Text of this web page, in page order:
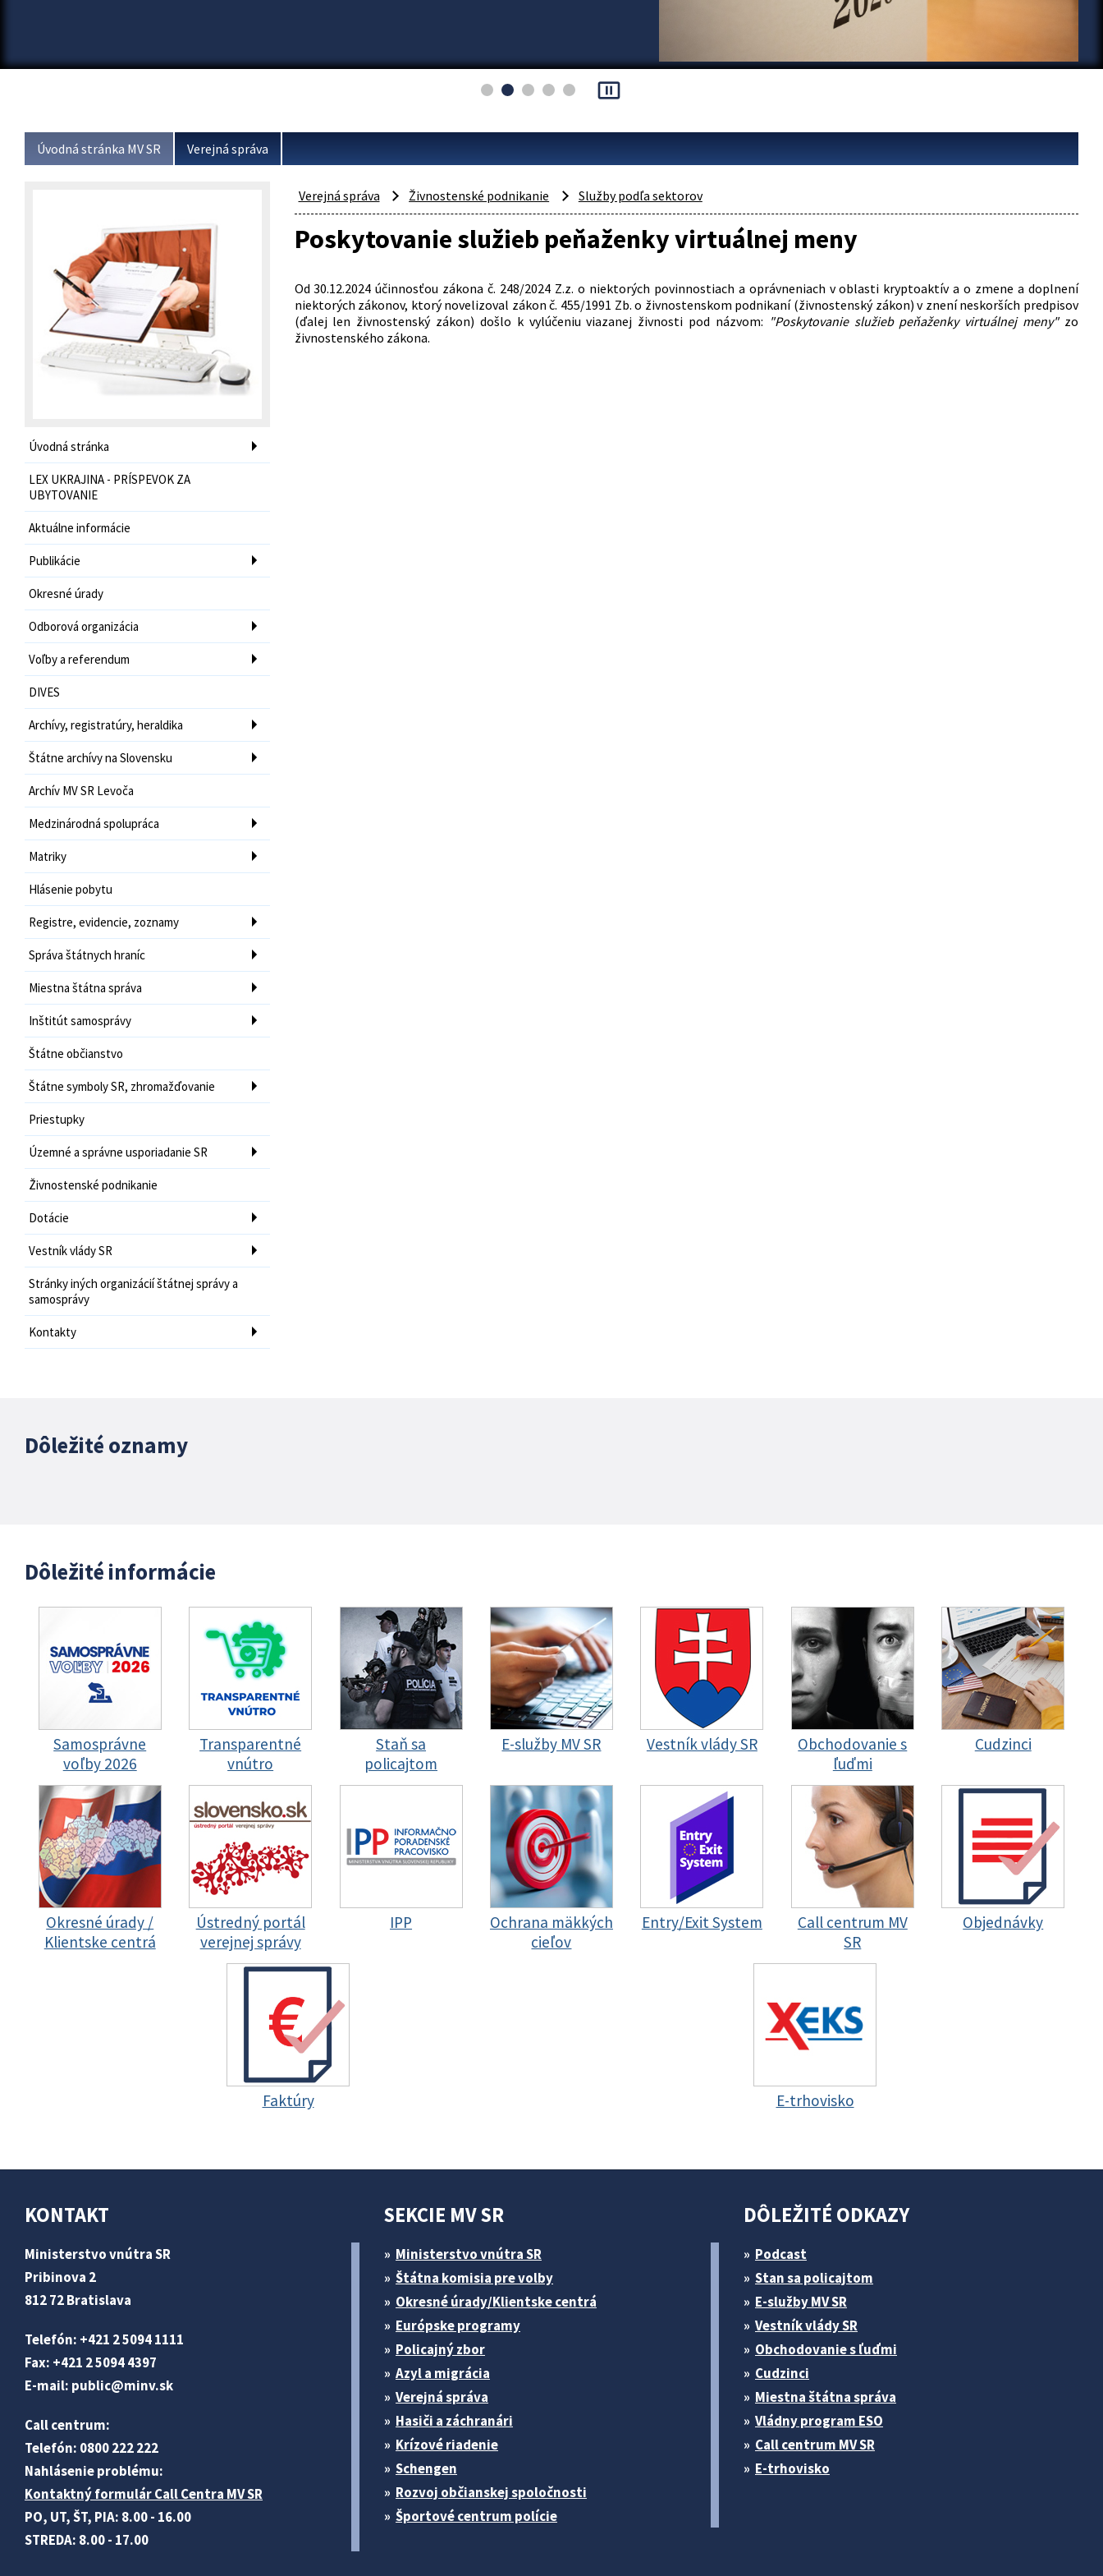
pause_presentation
Úvodná stránka MV SR Verejná správa
Úvodná stránka
LEX UKRAJINA - PRÍSPEVOK ZA
UBYTOVANIE
Aktuálne informácie
Publikácie
Okresné úrady
Odborová organizácia
Voľby a referendum
DIVES
Archívy, registratúry, heraldika
Štátne archívy na Slovensku
Archív MV SR Levoča
Medzinárodná spolupráca
Matriky
Hlásenie pobytu
Registre, evidencie, zoznamy
Správa štátnych hraníc
Miestna štátna správa
Inštitút samosprávy
Štátne občianstvo
Štátne symboly SR, zhromažďovanie
Priestupky
Územné a správne usporiadanie SR
Živnostenské podnikanie
Dotácie
Vestník vlády SR
Stránky iných organizácií štátnej správy a
samosprávy
Kontakty
Verejná správa Živnostenské podnikanie Služby podľa sektorov
Poskytovanie služieb peňaženky virtuálnej meny
Od 30.12.2024 účinnosťou zákona č. 248/2024 Z.z. o niektorých povinnostiach a oprávneniach v oblasti kryptoaktív a o zmene a doplnení
niektorých zákonov, ktorý novelizoval zákon č. 455/1991 Zb. o živnostenskom podnikaní (živnostenský zákon) v znení neskorších predpisov
(ďalej len živnostenský zákon) došlo k vylúčeniu viazanej živnosti pod názvom: "Poskytovanie služieb peňaženky virtuálnej meny"zo
živnostenského zákona.
Dôležité oznamy
Dôležité informácie
Samosprávne
voľby 2026
Transparentné
vnútro
Staň sa
policajtom
E-služby MV SR Vestník vlády SR
Obchodovanie s
ľuďmi
Cudzinci
Okresné úrady /
Klientske centrá
Ústredný portál
verejnej správy
IPP
Ochrana mäkkých
cieľov
Entry/Exit System
Call centrum MV
SR
Objednávky
Faktúry E-trhovisko
KONTAKT
Ministerstvo vnútra SR
Pribinova 2
812 72 Bratislava
Telefón: +421 2 5094 1111
Fax: +421 2 5094 4397
E-mail: public@minv.sk
Call centrum:
Telefón: 0800 222 222
Nahlásenie problému:
Kontaktný formulár Call Centra MV SR
PO, UT, ŠT, PIA: 8.00 - 16.00
STREDA: 8.00 - 17.00
SEKCIE MV SR
Ministerstvo vnútra SR
Štátna komisia pre volby
Okresné úrady/Klientske centrá
Európske programy
Policajný zbor
Azyl a migrácia
Verejná správa
Hasiči a záchranári
Krízové riadenie
Schengen
Rozvoj občianskej spoločnosti
Športové centrum polície
DÔLEŽITÉ ODKAZY
Podcast
Stan sa policajtom
E-služby MV SR
Vestník vlády SR
Obchodovanie s ľuďmi
Cudzinci
Miestna štátna správa
Vládny program ESO
Call centrum MV SR
E-trhovisko